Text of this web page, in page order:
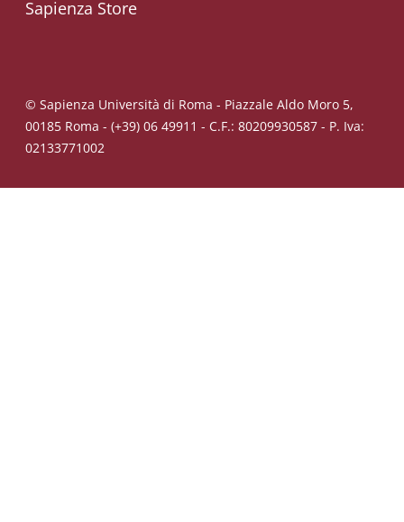
Sapienza Store
© Sapienza Università di Roma - Piazzale Aldo Moro 5,
00185 Roma - (+39) 06 49911 - C.F.: 80209930587 - P. Iva:
02133771002